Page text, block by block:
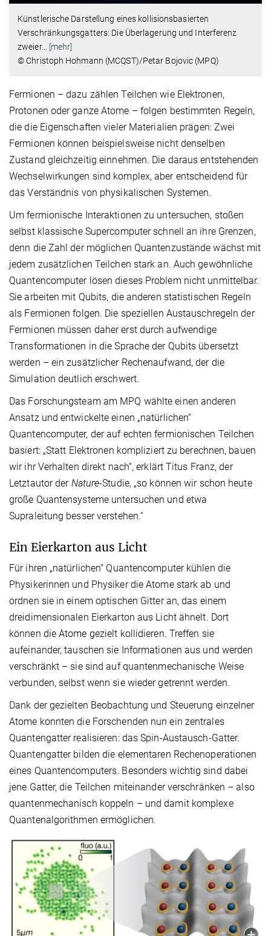
Künstlerische Darstellung eines kollisionsbasierten
Verschränkungsgatters: Die Überlagerung und Interferenz
zweier… [mehr]
© Christoph Hohmann (MCQST)/Petar Bojovic (MPQ)
Fermionen – dazu zählen Teilchen wie Elektronen,
Protonen oder ganze Atome – folgen bestimmten Regeln,
die die Eigenschaften vieler Materialien prägen: Zwei
Fermionen können beispielsweise nicht denselben
Zustand gleichzeitig einnehmen. Die daraus entstehenden
Wechselwirkungen sind komplex, aber entscheidend für
das Verständnis von physikalischen Systemen.
Um fermionische Interaktionen zu untersuchen, stoßen
selbst klassische Supercomputer schnell an ihre Grenzen,
denn die Zahl der möglichen Quantenzustände wächst mit
jedem zusätzlichen Teilchen stark an. Auch gewöhnliche
Quantencomputer lösen dieses Problem nicht unmittelbar.
Sie arbeiten mit Qubits, die anderen statistischen Regeln
als Fermionen folgen. Die speziellen Austauschregeln der
Fermionen müssen daher erst durch aufwendige
Transformationen in die Sprache der Qubits übersetzt
werden – ein zusätzlicher Rechenaufwand, der die
Simulation deutlich erschwert.
Das Forschungsteam am MPQ wählte einen anderen
Ansatz und entwickelte einen „natürlichen“
Quantencomputer, der auf echten fermionischen Teilchen
basiert: „Statt Elektronen kompliziert zu berechnen, bauen
wir ihr Verhalten direkt nach“, erklärt Titus Franz, der
Letztautor der Nature-Studie, „so können wir schon heute
große Quantensysteme untersuchen und etwa
Supraleitung besser verstehen.“
Ein Eierkarton aus Licht
Für ihren „natürlichen“ Quantencomputer kühlen die
Physikerinnen und Physiker die Atome stark ab und
ordnen sie in einem optischen Gitter an, das einem
dreidimensionalen Eierkarton aus Licht ähnelt. Dort
können die Atome gezielt kollidieren. Treffen sie
aufeinander, tauschen sie Informationen aus und werden
verschränkt – sie sind auf quantenmechanische Weise
verbunden, selbst wenn sie wieder getrennt werden.
Dank der gezielten Beobachtung und Steuerung einzelner
Atome konnten die Forschenden nun ein zentrales
Quantengatter realisieren: das Spin-Austausch-Gatter.
Quantengatter bilden die elementaren Rechenoperationen
eines Quantencomputers. Besonders wichtig sind dabei
jene Gatter, die Teilchen miteinander verschränken – also
quantenmechanisch koppeln – und damit komplexe
Quantenalgorithmen ermöglichen.